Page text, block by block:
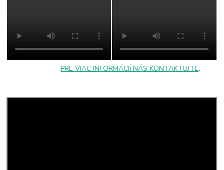
PRE VIAC INFORMÁCIÍ NÁS KONTAKTUJTE.